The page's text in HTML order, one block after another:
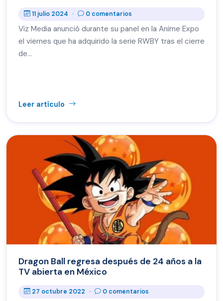
11 julio 2024 · 0 comentarios
Viz Media anunció durante su panel en la Anime Expo
el viernes que ha adquirido la serie RWBY tras el cierre
de…
Leer artículo
Dragon Ball regresa después de 24 años a la
TV abierta en México
27 octubre 2022 · 0 comentarios